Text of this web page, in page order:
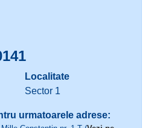
Localitate
Sector 1
urmatoarele adrese: